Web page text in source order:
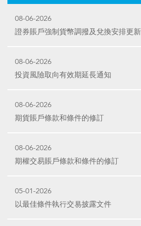
08-06-2026
證券賬戶強制貨幣調撥及兌換安排更新
08-06-2026
投資風險取向有效期延長通知
08-06-2026
期貨賬戶條款和條件的修訂
08-06-2026
期權交易賬戶條款和條件的修訂
05-01-2026
以最佳條件執行交易披露文件